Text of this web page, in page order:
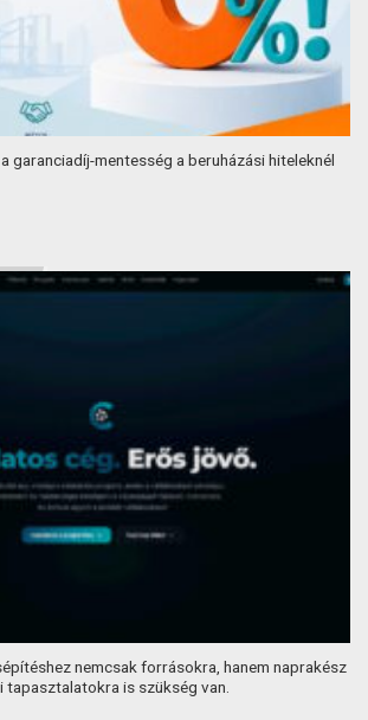
garanciadíj-mentesség a beruházási hiteleknél
nemcsak forrásokra, hanem naprakész
tapasztalatokra is szükség van.